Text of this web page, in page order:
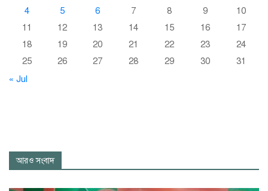
4
5 6 7 8 9
10
11
12 13 14 15 16
17
18
19 20 21 22 23
24
25
26 27 28 29 30
31
« Jul
আরও সংবাদ